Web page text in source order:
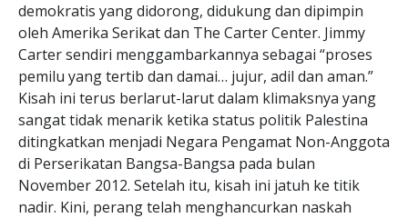
demokratis yang didorong, didukung dan dipimpin
oleh Amerika Serikat dan The Carter Center. Jimmy
Carter sendiri menggambarkannya sebagai “proses
pemilu yang tertib dan damai… jujur, adil dan aman.”
Kisah ini terus berlarut-larut dalam klimaksnya yang
sangat tidak menarik ketika status politik Palestina
ditingkatkan menjadi Negara Pengamat Non-Anggota
di Perserikatan Bangsa-Bangsa pada bulan
November 2012. Setelah itu, kisah ini jatuh ke titik
nadir. Kini, perang telah menghancurkan naskah